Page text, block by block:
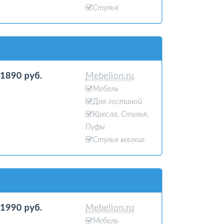
Стулья
1890 руб. Mebelion.ru
Мебель
Для гостиной
Кресла, Стулья,
Пуфы
Стулья мягкие
1990 руб. Mebelion.ru
Мебель